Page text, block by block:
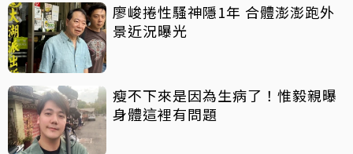
廖峻捲性騷神隱1年 合體澎澎跑外
景近況曝光
瘦不下來是因為生病了！惟毅親曝
身體這裡有問題